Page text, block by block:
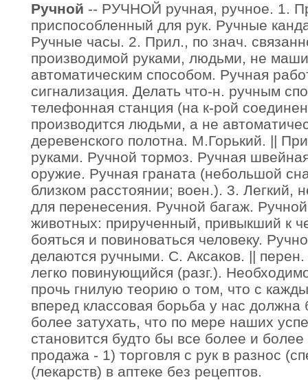
Ручной -- РУЧНОЙ ручная, ручное. 1.
приспособленный для рук. Ручные
Ручные часы. 2. Прил., по знач.
производимой руками, людьми, не
автоматическим способом. Ручная
сигнализация. Делать что-н. ручным
телефонная станция (на к-рой
производится людьми, а не
деревенского полотна. М.Горький. ||
руками. Ручной тормоз. Ручная
оружие. Ручная граната (небольшой
близком расстоянии; воен.). 3. Легкий,
для перенесения. Ручной багаж.
животных: прирученный, привыкший к
бояться и повиноваться человеку.
делаются ручными. С. Аксаков. ||
легко повинующийся (разг.).
прочь гнилую теорию о том, что с
вперед классовая борьба у нас
более затухать, что по мере наших
становится будто бы все более и
продажа - 1) торговля с рук в разнос
(лекарств) в аптеке без рецептов.